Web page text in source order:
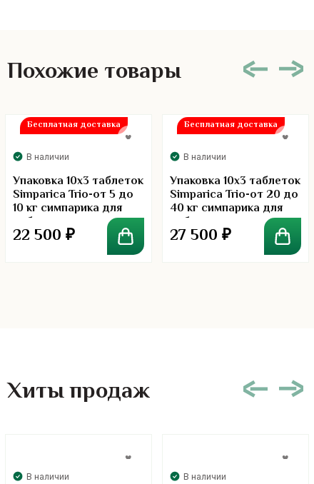
Похожие товары
Бесплатная доставка
В наличии
Упаковка 10х3 таблеток
Simparica Trio-от 5 до
10 кг симпарика для
собак
22 500 ₽
Бесплатная доставка
В наличии
Упаковка 10х3 таблеток
Simparica Trio-от 20 до
40 кг симпарика для
собак
27 500 ₽
Хиты продаж
В наличии В наличии